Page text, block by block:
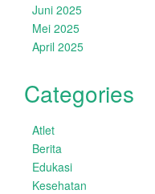
Juni 2025
Mei 2025
April 2025
Categories
Atlet
Berita
Edukasi
Kesehatan